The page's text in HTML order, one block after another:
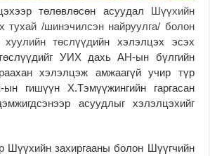
төлөвлөсөн асуудал Шүүхийн
тухай /шинэчилсэн найруулга/ болон
төслүүдийн хэлэлцэх эсэх
УИХ дахь АН-ын бүлгийн
хэлэлцэж амжаагүй учир түр
гишүүн Х.Тэмүүжингийн гаргасан
асуудлыг хэлэлцэхийг
Шүүхийн захиргааны болон Шүүгчийн